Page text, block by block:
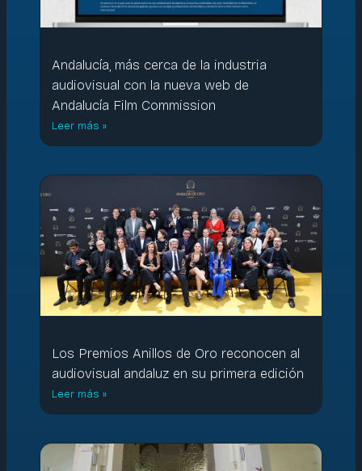
Andalucía, más cerca de la industria
audiovisual con la nueva web de
Andalucía Film Commission
Leer más »
Los Premios Anillos de Oro reconocen al
audiovisual andaluz en su primera edición
Leer más »